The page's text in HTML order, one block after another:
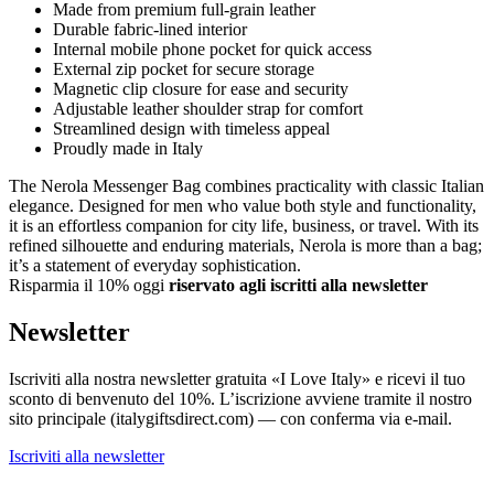
Made from premium full-grain leather
Durable fabric-lined interior
Internal mobile phone pocket for quick access
External zip pocket for secure storage
Magnetic clip closure for ease and security
Adjustable leather shoulder strap for comfort
Streamlined design with timeless appeal
Proudly made in Italy
The Nerola Messenger Bag combines practicality with classic Italian
elegance. Designed for men who value both style and functionality,
it is an effortless companion for city life, business, or travel. With its
refined silhouette and enduring materials, Nerola is more than a bag;
it’s a statement of everyday sophistication.
Risparmia il 10% oggi riservato agli iscritti alla newsletter
Newsletter
Iscriviti alla nostra newsletter gratuita «I Love Italy» e ricevi il tuo
sconto di benvenuto del 10%. L’iscrizione avviene tramite il nostro
sito principale (italygiftsdirect.com) — con conferma via e-mail.
Iscriviti alla newsletter